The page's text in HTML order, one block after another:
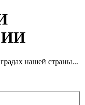
нашей страны...